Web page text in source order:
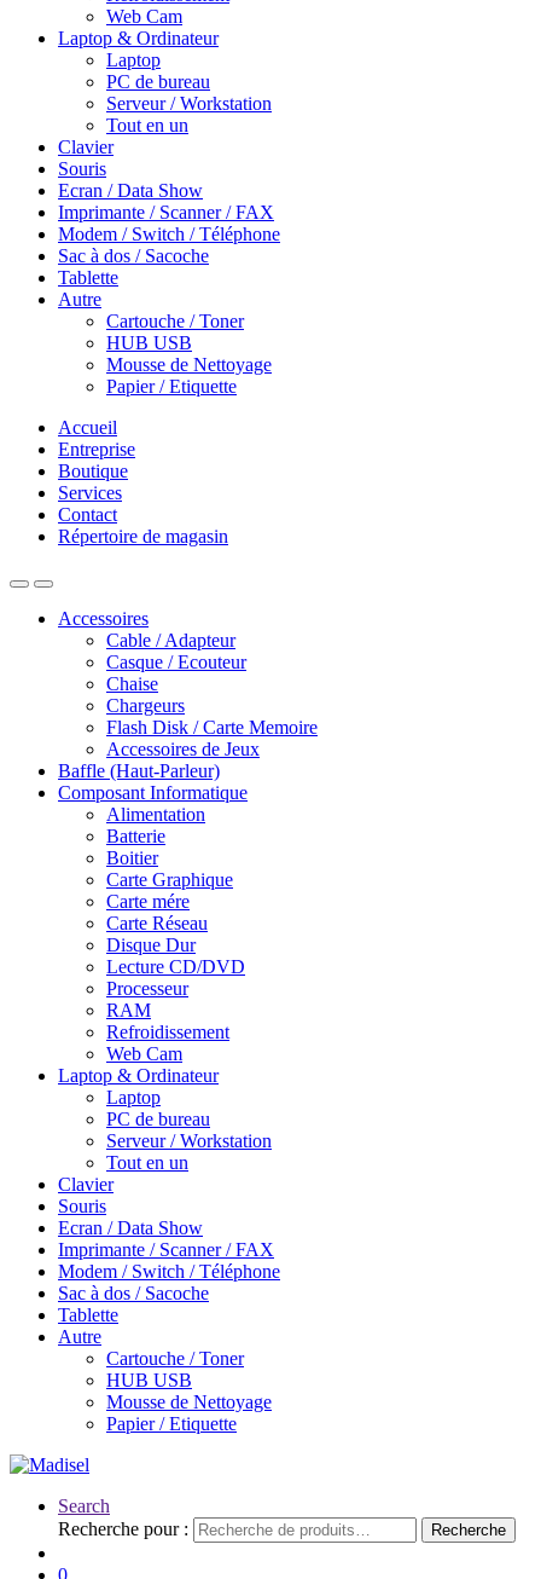
Web Cam
Laptop & Ordinateur
Laptop
PC de bureau
Serveur / Workstation
Tout en un
Clavier
Souris
Ecran / Data Show
Imprimante / Scanner / FAX
Modem / Switch / Téléphone
Sac à dos / Sacoche
Tablette
Autre
Cartouche / Toner
HUB USB
Mousse de Nettoyage
Papier / Etiquette
Accueil
Entreprise
Boutique
Services
Contact
Répertoire de magasin
Accessoires
Cable / Adapteur
Casque / Ecouteur
Chaise
Chargeurs
Flash Disk / Carte Memoire
Accessoires de Jeux
Baffle (Haut-Parleur)
Composant Informatique
Alimentation
Batterie
Boitier
Carte Graphique
Carte mére
Carte Réseau
Disque Dur
Lecture CD/DVD
Processeur
RAM
Refroidissement
Web Cam
Laptop & Ordinateur
Laptop
PC de bureau
Serveur / Workstation
Tout en un
Clavier
Souris
Ecran / Data Show
Imprimante / Scanner / FAX
Modem / Switch / Téléphone
Sac à dos / Sacoche
Tablette
Autre
Cartouche / Toner
HUB USB
Mousse de Nettoyage
Papier / Etiquette
Search
Recherche pour :
Recherche
0